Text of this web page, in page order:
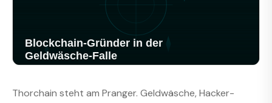
Thorchain steht am Pranger. Geldwäsche, Hacker-